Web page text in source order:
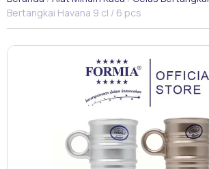
Bertangkai Havana 9 cl / 6 pcs